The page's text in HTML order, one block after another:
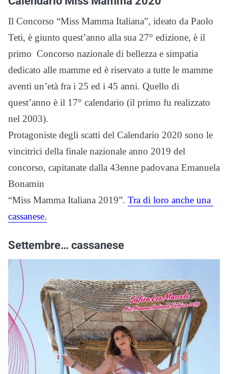
Il Concorso “Miss Mamma Italiana”, ideato da Paolo
Teti, è giunto quest’anno alla sua 27° edizione, è il
primo Concorso nazionale di bellezza e simpatia
dedicato alle mamme ed è riservato a tutte le mamme
aventi un’età fra i 25 ed i 45 anni. Quello di
quest’anno è il 17° calendario (il primo fu realizzato
nel 2003).
Protagoniste degli scatti del Calendario 2020 sono le
vincitrici della finale nazionale anno 2019 del
concorso, capitanate dalla 43enne padovana Emanuela
Bonamin
“Miss Mamma Italiana 2019”. Tra di loro anche una
cassanese.
Settembre… cassanese